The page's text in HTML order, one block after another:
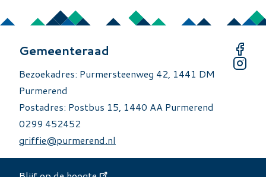
Gemeenteraad
Bezoekadres: Purmersteenweg 42, 1441 DM
Purmerend
Postadres: Postbus 15, 1440 AA Purmerend
0299 452452
griffie@purmerend.nl